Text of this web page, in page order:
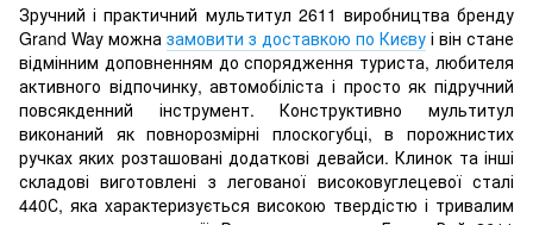
Зручний і практичний мультитул 2611 виробництва бренду
Grand Way можна замовити з доставкою по Києву і він стане
відмінним доповненням до спорядження туриста, любителя
активного відпочинку, автомобіліста і просто як підручний
повсякденний інструмент. Конструктивно мультитул
виконаний як повнорозмірні плоскогубці, в порожнистих
ручках яких розташовані додаткові девайси. Клинок та інші
складові виготовлені з легованої високовуглецевої сталі
440С, яка характеризується високою твердістю і тривалим